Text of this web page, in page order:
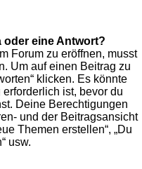
oder eine Antwort?
Forum zu eröffnen, musst
Um auf einen Beitrag zu
klicken. Es könnte
ist, bevor du
Deine Berechtigungen
und der Beitragsansicht
Themen erstellen“, „Du
usw.